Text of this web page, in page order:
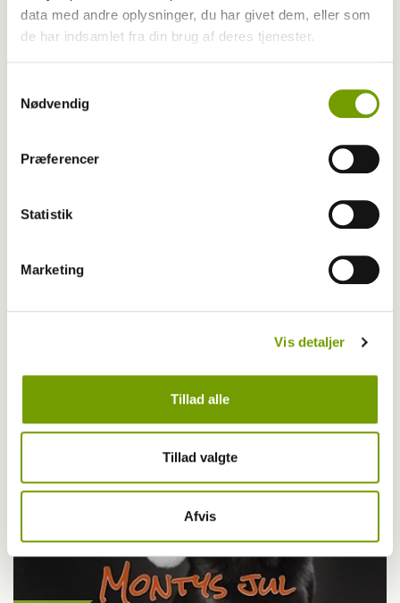
data med andre oplysninger, du har givet dem, eller som
de har indsamlet fra din brug af deres tjenester.
Nødvendig
Præferencer
Statistik
Marketing
Vis detaljer
Tillad alle
Tillad valgte
Afvis
Aktuelt
Julekalender: Montys jul - afsnit 3